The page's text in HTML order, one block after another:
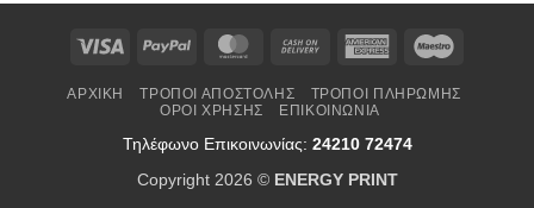
Visa PayPal MasterCardCash
Delivery
American
ΑΡΧΙΚΉ ΤΡΌΠΟΙ ΑΠΟΣΤΟΛΉΣ
ΤΡΌΠΟΙ ΠΛΗΡΩΜΉΣ
ΌΡΟΙ ΧΡΉΣΗΣ
ΕΠΙΚΟΙΝΩΝΊΑ
Τηλέφωνο Επικοινωνίας: 24210 72474
Copyright 2026 © ENERGY PRINT